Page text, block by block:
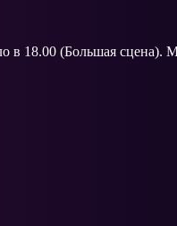
в 18.00 (Большая сцена).